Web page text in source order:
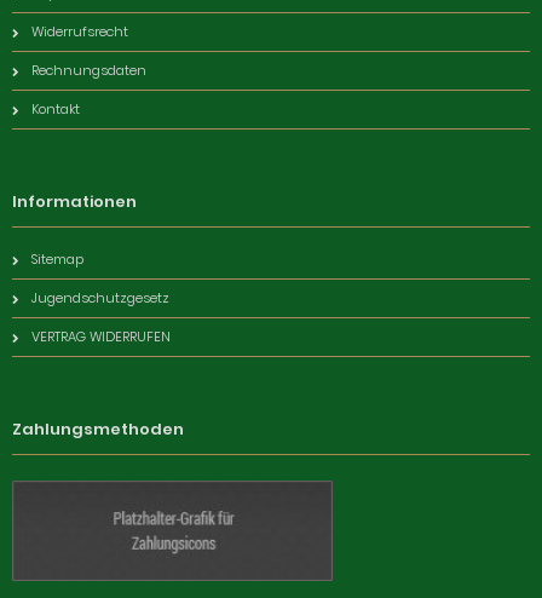
Widerrufsrecht
Rechnungsdaten
Kontakt
Informationen
Sitemap
Jugendschutzgesetz
VERTRAG WIDERRUFEN
Zahlungsmethoden